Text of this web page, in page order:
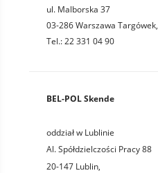
ul. Malborska 37
03-286 Warszawa Targówek,
Tel.: 22 331 04 90
BEL-POL Skende
oddział w Lublinie
Al. Spółdzielczości Pracy 88
20-147 Lublin,